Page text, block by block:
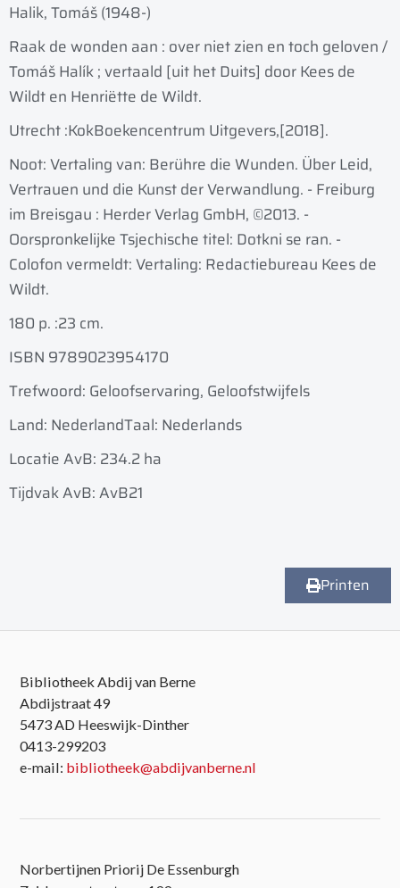
Halik, Tomáš (1948-)
Raak de wonden aan : over niet zien en toch geloven /
Tomáš Halík ; vertaald [uit het Duits] door Kees de
Wildt en Henrie͏̈tte de Wildt.
Utrecht :KokBoekencentrum Uitgevers,[2018].
Noot: Vertaling van: Berühre die Wunden. Über Leid,
Vertrauen und die Kunst der Verwandlung. - Freiburg
im Breisgau : Herder Verlag GmbH, ©2013. -
Oorspronkelijke Tsjechische titel: Dotkni se ran. -
Colofon vermeldt: Vertaling: Redactiebureau Kees de
Wildt.
180 p. :23 cm.
ISBN 9789023954170
Trefwoord: Geloofservaring, Geloofstwijfels
Land: NederlandTaal: Nederlands
Locatie AvB: 234.2 ha
Tijdvak AvB: AvB21
Printen
Bibliotheek Abdij van Berne
Abdijstraat 49
5473 AD Heeswijk-Dinther
0413-299203
e-mail: bibliotheek@abdijvanberne.nl
Norbertijnen Priorij De Essenburgh